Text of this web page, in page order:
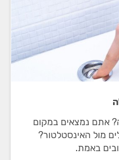
אתם נמצאים במקום
מול האינסטלטור?
באמת.